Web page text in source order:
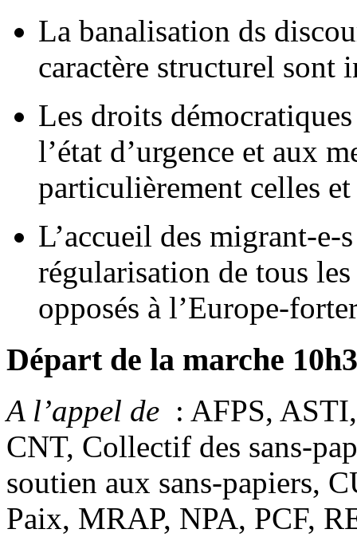
La banalisation ds
caractère structurel sont
Les droits
l’état d’urgence et aux
particulièrement celles
L’accueil des migrant-e-
régularisation de tous
opposés à l’Europe-
Départ de la marche
A l’appel de : AFPS,
CNT, Collectif des sans-
soutien aux sans-papiers,
Paix, MRAP, NPA, PCF,